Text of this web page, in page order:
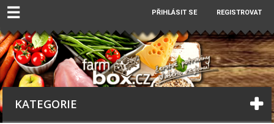
☰ PŘIHLÁSIT SE REGISTROVAT
KATEGORIE